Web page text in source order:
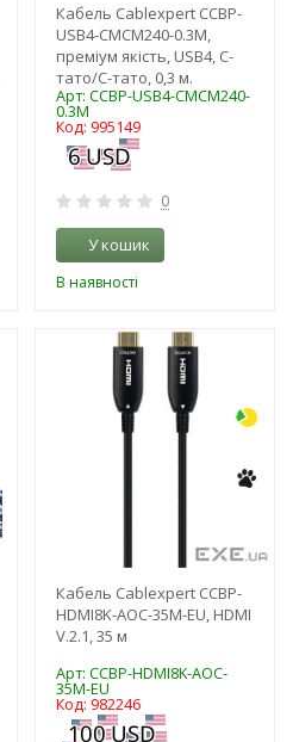
Кабель Cablexpert CCBP-
USB4-CMCM240-0.3M,
преміум якість, USB4, C-
тато/C-тато, 0,3 м.
Арт: CCBP-USB4-CMCM240-
0.3M
Код: 995149
0
У кошик
В наявності
Кабель Cablexpert CCBP-
HDMI8K-AOC-35M-EU, HDMI
V.2.1, 35 м
Арт: CCBP-HDMI8K-AOC-
35M-EU
Код: 982246